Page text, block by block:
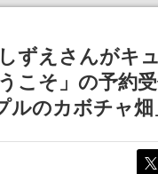
Rewards Program」を
ずえさんがキ
こそ」の予約
ルのカボチャ畑